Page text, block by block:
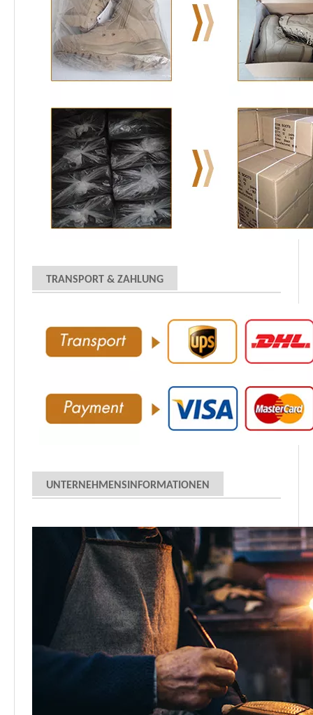
TRANSPORT & ZAHLUNG
UNTERNEHMENSINFORMATIONEN